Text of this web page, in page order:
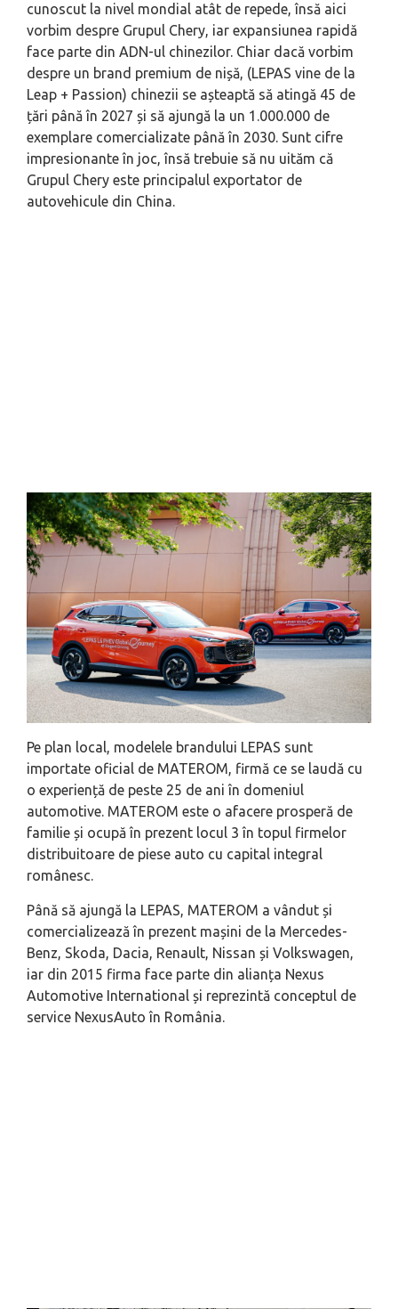
cunoscut la nivel mondial atât de repede, însă aici
vorbim despre Grupul Chery, iar expansiunea rapidă
face parte din ADN-ul chinezilor. Chiar dacă vorbim
despre un brand premium de nișă, (LEPAS vine de la
Leap + Passion) chinezii se așteaptă să atingă 45 de
țări până în 2027 și să ajungă la un 1.000.000 de
exemplare comercializate până în 2030. Sunt cifre
impresionante în joc, însă trebuie să nu uităm că
Grupul Chery este principalul exportator de
autovehicule din China.
Pe plan local, modelele brandului LEPAS sunt
importate oficial de MATEROM, firmă ce se laudă cu
o experiență de peste 25 de ani în domeniul
automotive. MATEROM este o afacere prosperă de
familie și ocupă în prezent locul 3 în topul firmelor
distribuitoare de piese auto cu capital integral
românesc.
Până să ajungă la LEPAS, MATEROM a vândut și
comercializează în prezent mașini de la Mercedes-
Benz, Skoda, Dacia, Renault, Nissan și Volkswagen,
iar din 2015 firma face parte din alianța Nexus
Automotive International și reprezintă conceptul de
service NexusAuto în România.